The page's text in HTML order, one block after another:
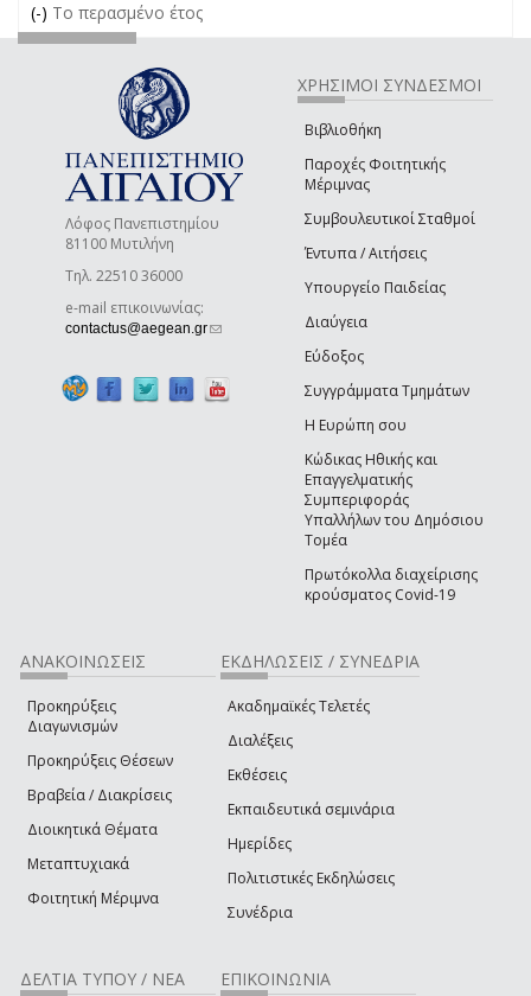
(-) Remove Το περασμένο έτος filter
Το περασμένο έτος
Λόφος Πανεπιστημίου
81100 Μυτιλήνη
Τηλ. 22510 36000
e-mail επικοινωνίας:
contactus@aegean.gr(link sends e-mail)
ΧΡΗΣΙΜΟΙ ΣΥΝΔΕΣΜΟΙ
Βιβλιοθήκη
Παροχές Φοιτητικής
Μέριμνας
Συμβουλευτικοί Σταθμοί
Έντυπα / Αιτήσεις
Υπουργείο Παιδείας
Διαύγεια
Εύδοξος
Συγγράμματα Τμημάτων
Η Ευρώπη σου
Κώδικας Ηθικής και
Επαγγελματικής
Συμπεριφοράς
Υπαλλήλων του Δημόσιου
Τομέα
Πρωτόκολλα διαχείρισης
κρούσματος Covid-19
ΑΝΑΚΟΙΝΩΣΕΙΣ
Προκηρύξεις
Διαγωνισμών
Προκηρύξεις Θέσεων
Βραβεία / Διακρίσεις
Διοικητικά Θέματα
Μεταπτυχιακά
Φοιτητική Μέριμνα
ΕΚΔΗΛΩΣΕΙΣ / ΣΥΝΕΔΡΙΑ
Ακαδημαϊκές Τελετές
Διαλέξεις
Εκθέσεις
Εκπαιδευτικά σεμινάρια
Ημερίδες
Πολιτιστικές Εκδηλώσεις
Συνέδρια
ΔΕΛΤΙΑ ΤΥΠΟΥ / ΝΕΑ ΕΠΙΚΟΙΝΩΝΙΑ